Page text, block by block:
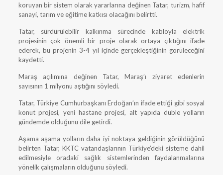
koruyan bir sistem olarak yararlarına değinen Tatar, turizm, hafif
sanayi, tarım ve eğitime katkısı olacağını belirtti.
Tatar, sürdürülebilir kalkınma sürecinde kabloyla elektrik
projesinin çok önemli bir proje olarak ortaya çıktığını ifade
ederek, bu projenin 3-4 yıl içinde gerçekleştiğinin görüleceğini
kaydetti.
Maraş açılımına değinen Tatar, Maraş’ı ziyaret edenlerin
sayısının 1 milyonu aştığını söyledi.
Tatar, Türkiye Cumhurbaşkanı Erdoğan’ın ifade ettiği gibi sosyal
konut projesi, yeni hastane projesi, alt yapıda duble yolların
gündemde olduğunu dile getirdi.
Aşama aşama yolların daha iyi noktaya geldiğinin görüldüğünü
belirten Tatar, KKTC vatandaşlarının Türkiye’deki sisteme dahil
edilmesiyle oradaki sağlık sistemlerinden faydalanmalarına
yönelik çalışmaların olduğunu söyledi.